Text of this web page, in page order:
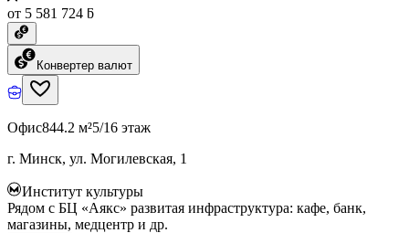
от 5 581 724 ƃ
Конвертер валют
Офис844.2 м²5/16 этаж
г. Минск, ул. Могилевская, 1
Институт культуры
Рядом с БЦ «Аякс» развитая инфраструктура: кафе, банк,
магазины, медцентр и др.